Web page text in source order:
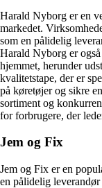
Harald Nyborg er en
markedet.
som en pålidelig
Harald Nyborg er
hjemmet, herunder
kvalitetstape, der er
på køretøjer og sikre
sortiment og
for forbrugere, der
Jem og Fix
Jem og Fix er en
en pålidelig